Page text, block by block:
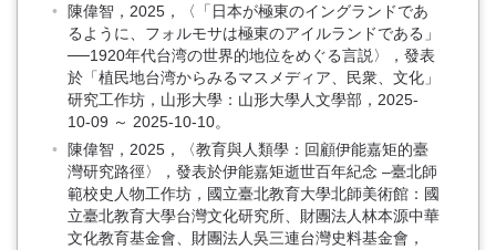
陳偉智，2025，〈「日本が極東のイングランドであ
るように、フォルモサは極東のアイルランドである」
──1920年代台湾の世界的地位をめぐる言説〉，發表
於「植民地台湾からみるマスメディア、民衆、文化」
研究工作坊，山形大學：山形大學人文學部，2025-
10-09 ～ 2025-10-10。
陳偉智，2025，〈教育與人類學：回顧伊能嘉矩的臺
灣研究路徑〉，發表於伊能嘉矩逝世百年紀念 –臺北師
範校史人物工作坊，國立臺北教育大學北師美術館：國
立臺北教育大學台灣文化研究所、財團法人林本源中華
文化教育基金會、財團法人吳三連台灣史料基金會，